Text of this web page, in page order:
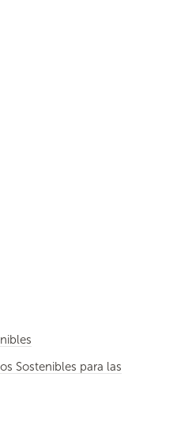
Sostenibles para las